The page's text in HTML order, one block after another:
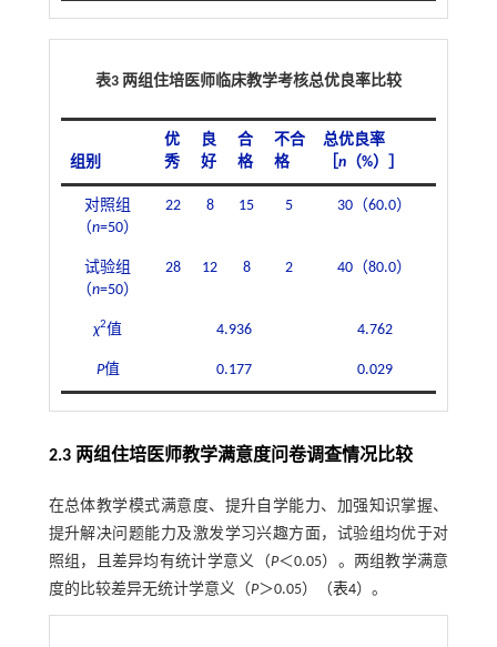
表3 两组住培医师临床教学考核总优良率比较
组别
优
秀
良
好
合
格
不合
格
总优良率
n（%）］
对照组
（n=50）
22 8 15 5 30（60.0）
试验组
（n=50）
28 12 8 2 40（80.0）
χ2值 4.936 4.762
P值 0.177 0.029
2.3 两组住培医师教学满意度问卷调查情况比较
在总体教学模式满意度、提升自学能力、加强知识掌握、
提升解决问题能力及激发学习兴趣方面，试验组均优于对
照组，且差异均有统计学意义（P＜0.05）。两组教学满意
度的比较差异无统计学意义（P＞0.05）（表4）。